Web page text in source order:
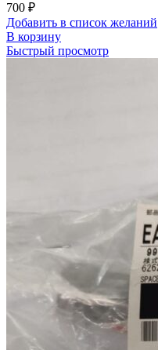
700 ₽
Добавить в список желаний
В корзину
Быстрый просмотр